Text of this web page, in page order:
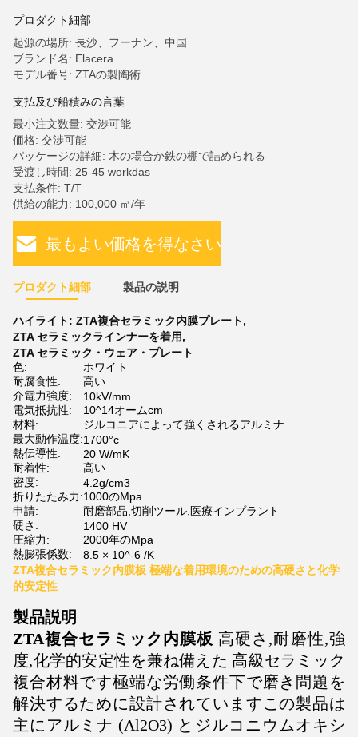
プロダクト細部
起源の場所: 長沙、フーナン、中国
ブランド名: Elacera
モデル番号: ZTAの製陶術
支払及び船積みの言葉
最小注文数量: 交渉可能
価格: 交渉可能
パッケージの詳細: 木の場合か鉄の棚で詰められる
受渡し時間: 25-45 workdas
支払条件: T/T
供給の能力: 100,000 ㎡/年
最もよい価格を得なさい
プロダクト細部 製品の説明
ハイライト: ZTA複合セラミック内膜プレート,
ZTA セラミックラインナーを着用,
ZTA セラミック・ウェア・プレート
色:
ホワイト
耐腐食性:
高い
介電力強度:
10kV/mm
電気抵抗性:
10^14オームcm
材料:
ジルコニアによって強くされるアルミナ
最大動作温度:1700°c
熱伝導性:
20 W/mK
耐着性:
高い
密度:
4.2g/cm3
折りたたみ力:1000のMpa
申請:
耐磨部品,切削ツール,医療インプラント
硬さ:
1400 HV
圧縮力:
2000年のMpa
熱膨張係数:
8.5 × 10^-6 /K
ZTA複合セラミック内膜板 極端な着用環境のための高硬さと化学
的安定性
製品説明
ZTA複合セラミック内膜板 高硬さ,耐磨性,強
度,化学的安定性を兼ね備えた 高級セラミック
複合材料です極端な労働条件下で磨き問題を
解決するために設計されていますこの製品は
主にアルミナ (Al2O3) とジルコニウムオキシ